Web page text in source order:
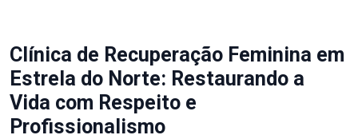
Clínica de Recuperação Feminina em
Estrela do Norte: Restaurando a
Vida com Respeito e
Profissionalismo